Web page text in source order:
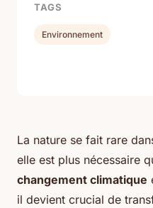
La nature se fait rare
elle est plus nécessaire
changement climatique
il devient crucial de
TAGS
Environnement